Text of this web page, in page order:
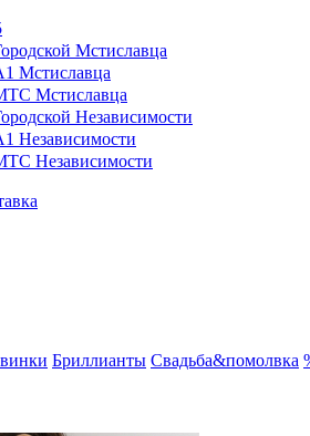
Мстиславца
Мстиславца
Мстиславца
Независимости
Независимости
Независимости
Бриллианты Свадьба&помолвка